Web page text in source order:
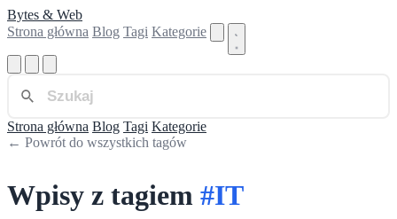
Bytes & Web
Strona główna Blog Tagi Kategorie
Strona główna Blog Tagi Kategorie
← Powrót do wszystkich tagów
Wpisy z tagiem #IT